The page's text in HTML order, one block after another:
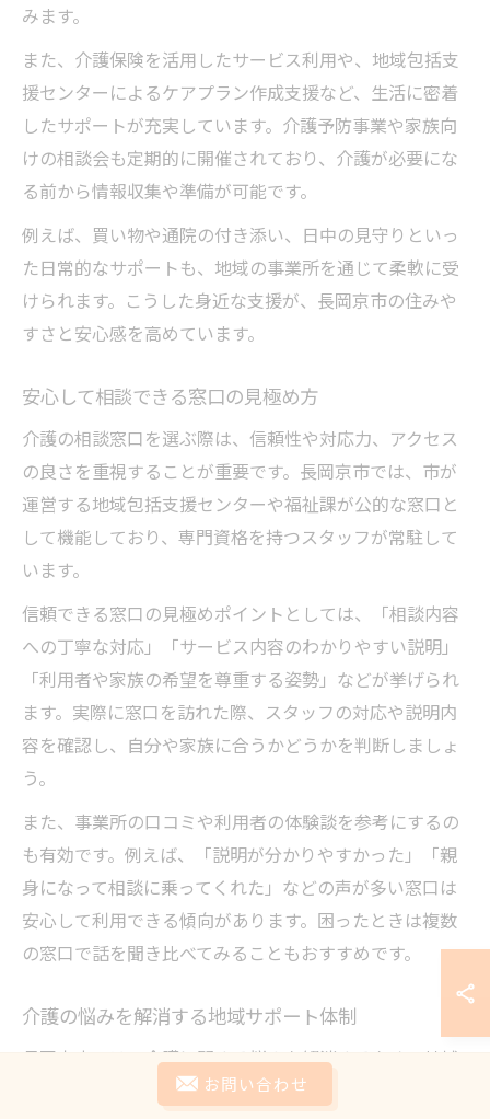
みます。
また、介護保険を活用したサービス利用や、地域包括支
援センターによるケアプラン作成支援など、生活に密着
したサポートが充実しています。介護予防事業や家族向
けの相談会も定期的に開催されており、介護が必要にな
る前から情報収集や準備が可能です。
例えば、買い物や通院の付き添い、日中の見守りといっ
た日常的なサポートも、地域の事業所を通じて柔軟に受
けられます。こうした身近な支援が、長岡京市の住みや
すさと安心感を高めています。
安心して相談できる窓口の見極め方
介護の相談窓口を選ぶ際は、信頼性や対応力、アクセス
の良さを重視することが重要です。長岡京市では、市が
運営する地域包括支援センターや福祉課が公的な窓口と
して機能しており、専門資格を持つスタッフが常駐して
います。
信頼できる窓口の見極めポイントとしては、「相談内容
への丁寧な対応」「サービス内容のわかりやすい説明」
「利用者や家族の希望を尊重する姿勢」などが挙げられ
ます。実際に窓口を訪れた際、スタッフの対応や説明内
容を確認し、自分や家族に合うかどうかを判断しましょ
う。
また、事業所の口コミや利用者の体験談を参考にするの
も有効です。例えば、「説明が分かりやすかった」「親
身になって相談に乗ってくれた」などの声が多い窓口は
安心して利用できる傾向があります。困ったときは複数
の窓口で話を聞き比べてみることもおすすめです。
介護の悩みを解消する地域サポート体制
長岡京市では、介護に関する悩みを解消するための地域
サポート体制が整っています。地域包括支援センターを
お問い合わせ